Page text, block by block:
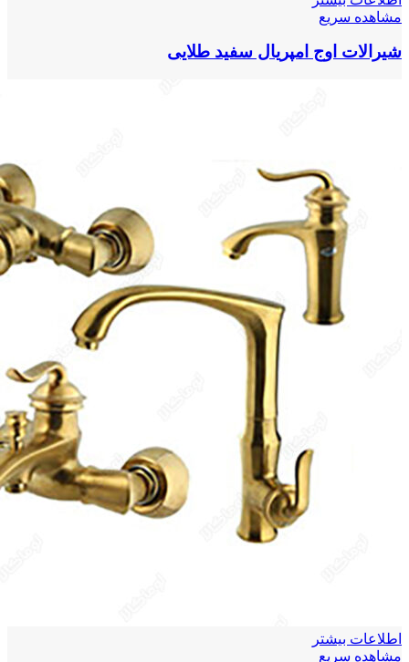
مشاهده سریع
شیرالات اوج امپریال سفید طلایی
اطلاعات بیشتر
مشاهده سریع